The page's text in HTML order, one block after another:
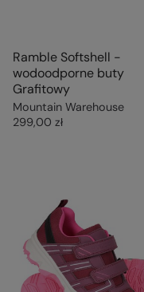
Ramble Softshell -
wodoodporne buty
Grafitowy
Mountain Warehouse
299,00 zł